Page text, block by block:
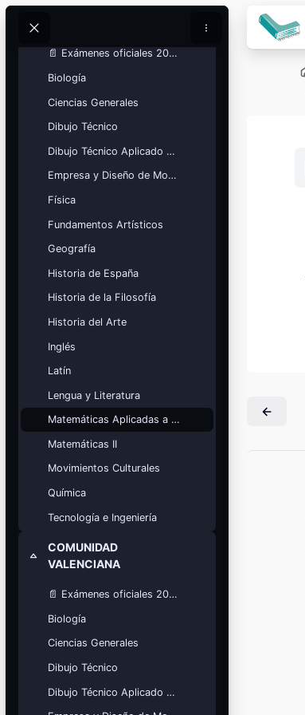
Buscar
Calendario
académico
Festivos, vacaciones y fechas
Ver calendario
Mis cursos
¡Nos GUSTA lo que hacemos y se
NOTA!
Bloques
Química
📄 Exámenes oficiales 2026
Biología
Ciencias Generales
Dibujo Técnico
Dibujo Técnico Aplicado a las Artes
Empresa y Diseño de Modelos de Negocio
Física
Fundamentos Artísticos
Geografía
Historia de España
Historia de la Filosofía
Historia del Arte
Inglés
Latín
Lengua y Literatura
Matemáticas Aplicadas a las Ciencias Sociales
Matemáticas II
Movimientos Culturales
Química
Tecnología e Ingeniería
Colapsar
COMUNIDAD
VALENCIANA
📄 Exámenes oficiales 2025
Biología
Ciencias Generales
Dibujo Técnico
Dibujo Técnico Aplicado a las Artes